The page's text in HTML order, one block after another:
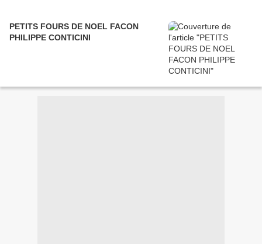
PETITS FOURS DE NOEL FACON
PHILIPPE CONTICINI